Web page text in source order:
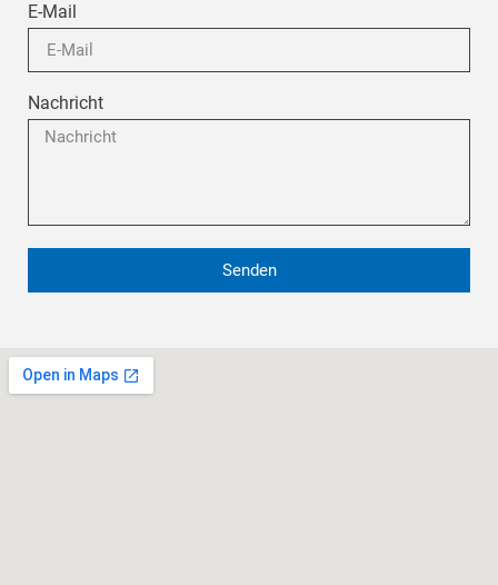
E-Mail
Nachricht
Senden